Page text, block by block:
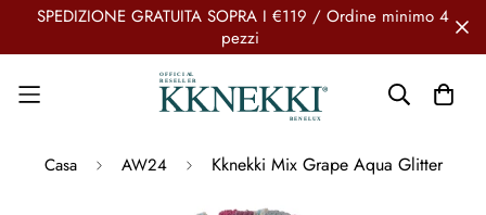
SPEDIZIONE GRATUITA SOPRA I €119 / Ordine minimo 4
pezzi
Casa AW24 Kknekki Mix Grape Aqua Glitter